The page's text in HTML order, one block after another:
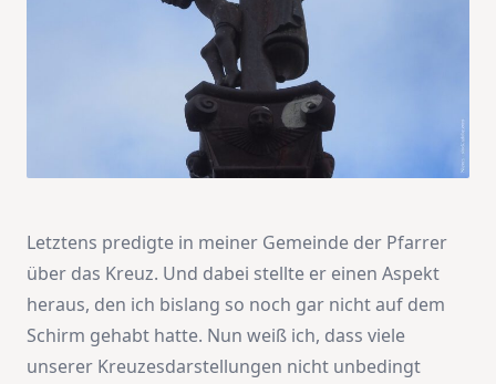
Letztens predigte in meiner Gemeinde der Pfarrer
über das Kreuz. Und dabei stellte er einen Aspekt
heraus, den ich bislang so noch gar nicht auf dem
Schirm gehabt hatte. Nun weiß ich, dass viele
unserer Kreuzesdarstellungen nicht unbedingt